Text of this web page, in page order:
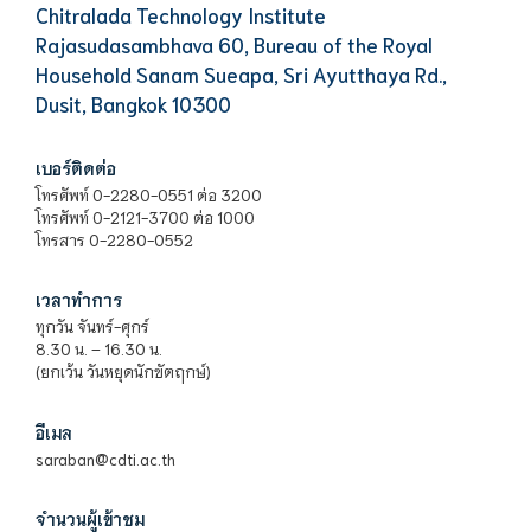
Chitralada Technology Institute
Rajasudasambhava 60, Bureau of the Royal
Household Sanam Sueapa, Sri Ayutthaya Rd.,
Dusit, Bangkok 10300
เบอร์ติดต่อ
โทรศัพท์ 0-2280-0551 ต่อ 3200
โทรศัพท์ 0-2121-3700 ต่อ 1000
โทรสาร 0-2280-0552
เวลาทำการ
ทุกวัน จันทร์-ศุกร์
8.30 น. – 16.30 น.
(ยกเว้น วันหยุดนักขัตฤกษ์)
อีเมล
saraban@cdti.ac.th
จำนวนผู้เข้าชม